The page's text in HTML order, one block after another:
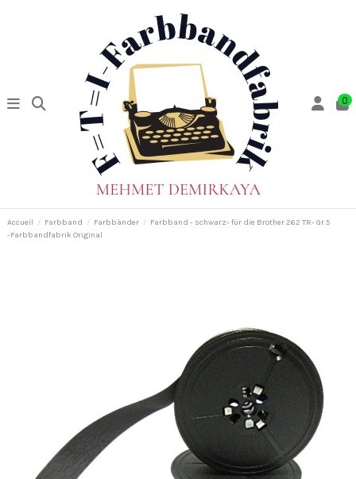
0
Accueil Farbband Farbbänder
Farbband - schwarz- für die Brother 262 TR- Gr.5
-Farbbandfabrik Original